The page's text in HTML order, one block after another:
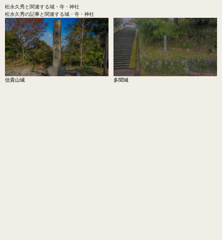
松永久秀と関連する城・寺・神社
松永久秀の記事と関連する城・寺・神社
信貴山城 多聞城